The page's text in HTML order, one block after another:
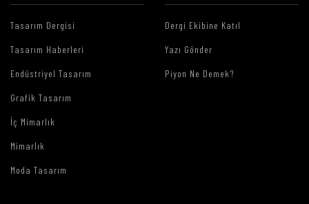
Tasarım Dergisi
Tasarım Haberleri
Endüstriyel Tasarım
Grafik Tasarım
İç Mimarlık
Mimarlık
Moda Tasarım
Dergi Ekibine Katıl
Yazı Gönder
Piyon Ne Demek?